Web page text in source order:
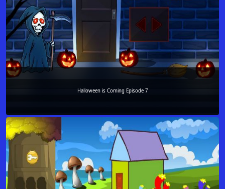
Halloween is Coming Episode 7